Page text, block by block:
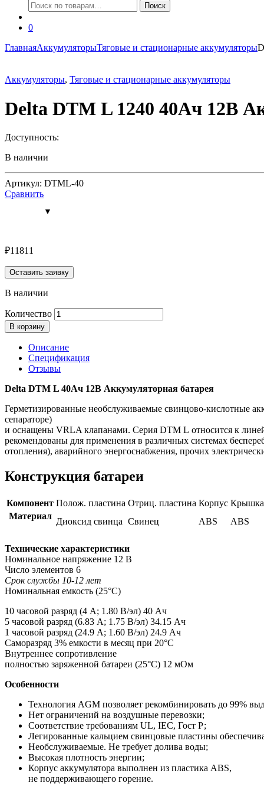
Искать:
Поиск
0
ГлавнаяАккумуляторыТяговые и стационарные аккумуляторы
Аккумуляторы, Тяговые и стационарные аккумуляторы
Delta DTM L 1240 40Ач 12В
Доступность:
В наличии
Артикул: DTML-40
Сравнить
₽11811
Оставить заявку
В наличии
Количество
В корзину
Описание
Спецификация
Отзывы
Delta DTM L 40Ач 12В Аккумуляторная батарея
Герметизированные необслуживаемые свинцово-кислотные
сепараторе)
и оснащены VRLA клапанами. Серия DTM L относится к
рекомендованы для применения в различных системах
отопления), аварийного энергоснабжения, прочих
Конструкция батареи
Компонент Полож. пластина Отриц. пластина Корпус Крышка
Материал
Диоксид свинца Свинец ABS ABS
Технические характеристики
Номинальное напряжение 12 В
Число элементов 6
Срок службы 10-12 лет
Номинальная емкость (25°С)
10 часовой разряд (4 А; 1.80 В/эл) 40 Ач
5 часовой разряд (6.83 А; 1.75 В/эл) 34.15 Ач
1 часовой разряд (24.9 А; 1.60 В/эл) 24.9 Ач
Саморазряд 3% емкости в месяц при 20°С
Внутреннее сопротивление
полностью заряженной батареи (25°С) 12 мОм
Особенности
Технология AGM позволяет рекомбинировать до 99%
Нет ограничений на воздушные перевозки;
Соответствие требованиям UL, IEC, Гост Р;
Легированные кальцием свинцовые пластины
Необслуживаемые. Не требует долива воды;
Высокая плотность энергии;
Корпус аккумулятора выполнен из пластика ABS,
не поддерживающего горение.